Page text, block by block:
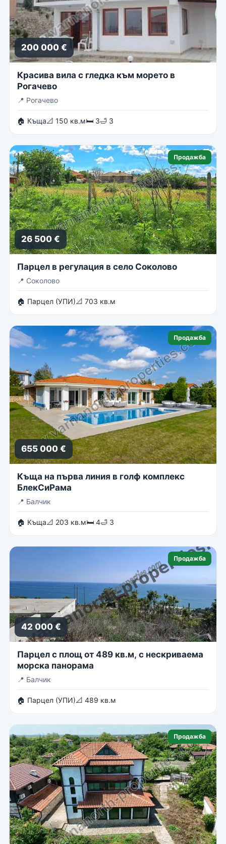
200 000 €
Красива вила с гледка към морето в
Рогачево
📍 Рогачево
🏠 Къща📐 150 кв.м🛏 3🛁 3
Продажба
26 500 €
Парцел в регулация в село Соколово
📍 Соколово
🏠 Парцел (УПИ)📐 703 кв.м
Продажба
655 000 €
Къща на първа линия в голф комплекс
БлекСиРама
📍 Балчик
🏠 Къща📐 203 кв.м🛏 4🛁 3
Продажба
42 000 €
Парцел с площ от 489 кв.м, с нескриваема
морска панорама
📍 Балчик
🏠 Парцел (УПИ)📐 489 кв.м
Продажба